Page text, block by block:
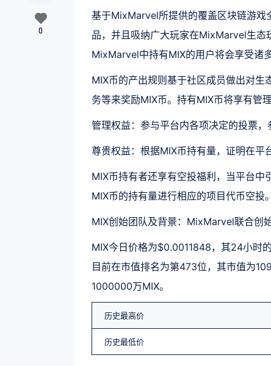
基于MixMarvel所提供的覆盖区块链游戏
品，并且吸纳广大玩家在MixMarvel生
MixMarvel中持有MIX的用户将会享受诸
MIX币的产出规则基于社区成员做出对
务等来奖励MIX币。持有MIX币将享有管
管理权益：参与平台内各项决定的投票，
尊贵权益：根据MIX币持有量，证明在平
MIX币持有者还享有空投福利，当平台
MIX币的持有量进行相应的项目代币空投。
MIX创始团队及背景：MixMarvel联合创
MIX今日价格为$0.0011848，其24小时
目前在市值排名为第473位，其市值为
1000000万MIX。
历史最高价
历史最低价
0